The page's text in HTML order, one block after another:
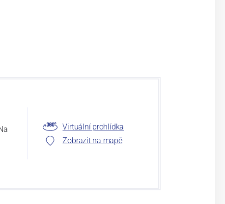
Virtuální prohlídka
Zobrazit na mapě